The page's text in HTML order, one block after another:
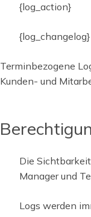
{log_action}
{log_changelog}
Terminbezogene
Kunden- und
Die
Manager und
Logs werden